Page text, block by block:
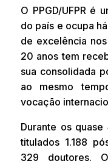
O PPGD/UFPR é
do país e ocupa
de excelência
20 anos tem
sua consolidada
ao mesmo
vocação
Durante os quase
titulados 1.188
329 doutores. O impacto do Programa na